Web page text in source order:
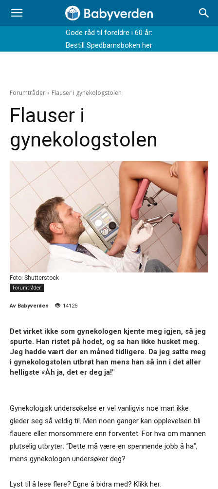
Gode råd til foreldre i 60 år:
Bestill Spedbarnsboken her
Forumtråder Flauser i gynekologstolen
Flauser i
gynekologstolen
Foto: Shutterstock
Forumtråder
Av Babyverden 14125
Det virket ikke som gynekologen kjente meg igjen, så jeg
spurte. Han ristet på hodet, og sa han ikke husket meg.
Jeg hadde vært der en måned tidligere. Da jeg satte meg
i gynekologstolen utbrøt han mens han så inn i det aller
helligste «Åh ja, det er deg ja!"
Gynekologisk undersøkelse er vel vanligvis noe man ikke
gleder seg så veldig til. Men noen ganger kan opplevelsen bli
flauere eller morsommere enn forventet. For hva om mannen
plutselig utbryter: “Dette må være en spennende jobb å ha”,
mens gynekologen undersøker deg?
Lyst til å lese flere? Egne å bidra med? Klikk her: